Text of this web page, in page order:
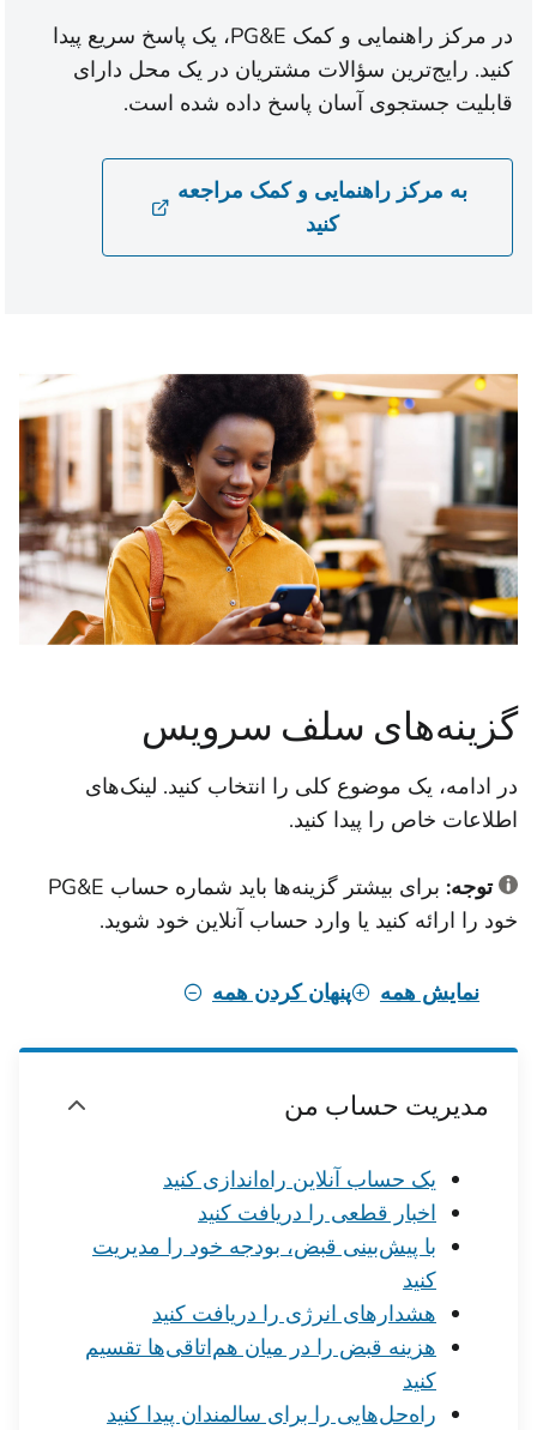
در مرکز راهنمایی و کمک PG&E، یک پاسخ سریع پیدا
کنید. رایج‌ترین سؤالات مشتریان در یک محل دارای
قابلیت جستجوی آسان پاسخ داده شده است.
به مرکز راهنمایی و کمک مراجعه
کنید
گزینه‌های سلف سرویس
در ادامه، یک موضوع کلی را انتخاب کنید. لینک‌های
اطلاعات خاص را پیدا کنید.
توجه:
برای بیشتر گزینه‌ها باید شماره حساب PG&E
خود را ارائه کنید یا وارد حساب آنلاین خود شوید.
نمایش همه پنهان کردن همه
مدیریت حساب من
یک حساب آنلاین راه‌اندازی کنید
اخبار قطعی را دریافت کنید
با پیش‌بینی قبض، بودجه خود را مدیریت
کنید
هشدارهای انرژی را دریافت کنید
هزینه قبض را در میان هم‌اتاقی‌ها تقسیم
کنید
راه‌حل‌هایی را برای سالمندان پیدا کنید